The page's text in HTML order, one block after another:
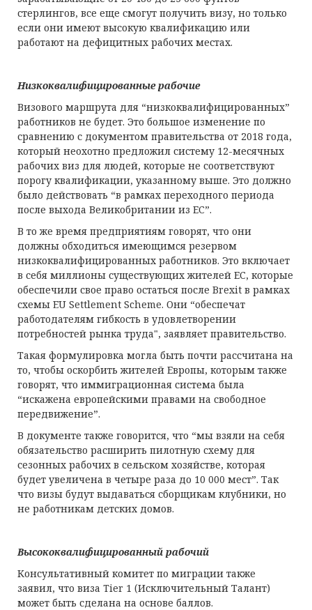
стерлингов, все еще смогут получить визу, но только
если они имеют высокую квалификацию или
работают на дефицитных рабочих местах.
Низкоквалифицированные рабочие
Визового маршрута для “низкоквалифицированных”
работников не будет. Это большое изменение по
сравнению с документом правительства от 2018 года,
который неохотно предложил систему 12-месячных
рабочих виз для людей, которые не соответствуют
порогу квалификации, указанному выше. Это должно
было действовать “в рамках переходного периода
после выхода Великобритании из ЕС”.
В то же время предприятиям говорят, что они
должны обходиться имеющимся резервом
низкоквалифицированных работников. Это включает
в себя миллионы существующих жителей ЕС, которые
обеспечили свое право остаться после Brexit в рамках
схемы EU Settlement Scheme. Они “обеспечат
работодателям гибкость в удовлетворении
потребностей рынка труда", заявляет правительство.
Такая формулировка могла быть почти рассчитана на
то, чтобы оскорбить жителей Европы, которым также
говорят, что иммиграционная система была
“искажена европейскими правами на свободное
передвижение”.
В документе также говорится, что “мы взяли на себя
обязательство расширить пилотную схему для
сезонных рабочих в сельском хозяйстве, которая
будет увеличена в четыре раза до 10 000 мест”. Так
что визы будут выдаваться сборщикам клубники, но
не работникам детских домов.
Высококвалифицированный рабочий
Консультативный комитет по миграции также
заявил, что виза Tier 1 (Исключительный Талант)
может быть сделана на основе баллов.